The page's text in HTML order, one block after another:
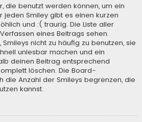
die benutzt werden können, um ein
jeden Smiley gibt es einen kurzen
und :( traurig. Die Liste aller
eines Beitrags sehen.
nicht zu häufig zu benutzen, sie
unlesbar machen und ein
deinen Beitrag entsprechend
löschen. Die Board-
die Anzahl der Smileys begrenzen, die
kannst.